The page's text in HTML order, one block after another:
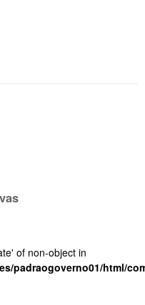
of non-object in
padraogoverno01/html/